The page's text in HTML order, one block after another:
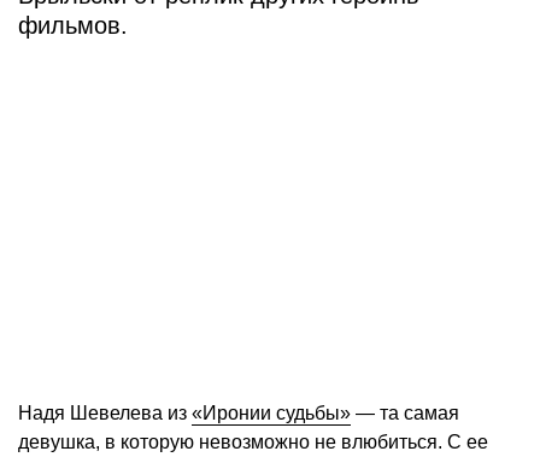
фильмов.
Надя Шевелева из «Иронии судьбы» — та самая
девушка, в которую невозможно не влюбиться. С ее